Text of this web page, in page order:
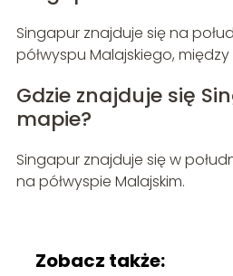
Singapur znajduje się na
półwyspu Malajskiego,
Gdzie znajduje się
mapie?
Singapur znajduje się w
na półwyspie Malajskim.
Zobacz także: